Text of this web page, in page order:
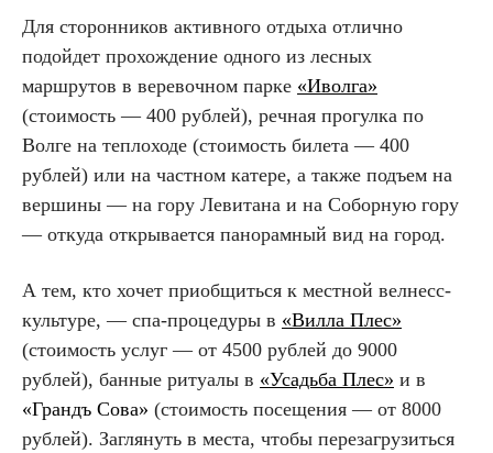
Для сторонников активного отдыха отлично
подойдет прохождение одного из лесных
маршрутов в веревочном парке «Иволга»
(стоимость — 400 рублей), речная прогулка по
Волге на теплоходе (стоимость билета — 400
рублей) или на частном катере, а также подъем на
вершины — на гору Левитана и на Соборную гору
— откуда открывается панорамный вид на город.
А тем, кто хочет приобщиться к местной велнесс-
культуре, — спа-процедуры в «Вилла Плес»
(стоимость услуг — от 4500 рублей до 9000
рублей), банные ритуалы в «Усадьба Плес» и в
«Грандъ Сова» (стоимость посещения — от 8000
рублей). Заглянуть в места, чтобы перезагрузиться